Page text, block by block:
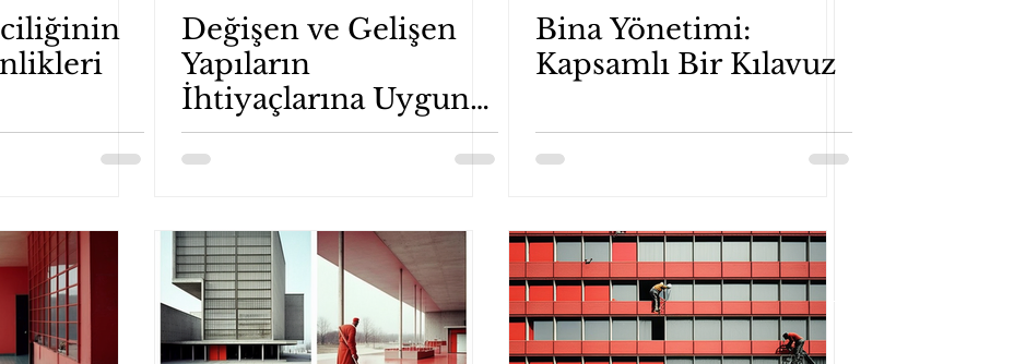
Değişen ve Gelişen
Yapıların
İhtiyaçlarına Uygun
Tesis Yönetimi
Bina Yönetimi:
Kapsamlı Bir Kılavuz